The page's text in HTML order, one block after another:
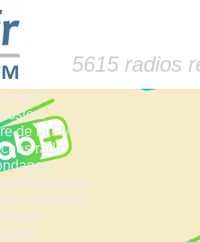
5615 radios
de la FM
radio
fréquences
actuelles
Lexique
Liens